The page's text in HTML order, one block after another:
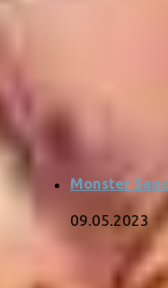
Monster
09.05.2023